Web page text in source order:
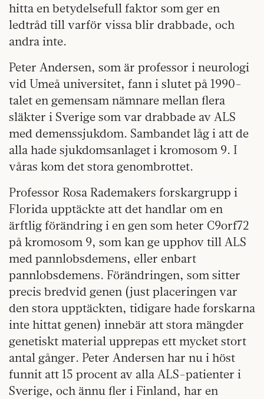
hitta en betydelsefull faktor som ger en
ledtråd till varför vissa blir drabbade, och
andra inte.
Peter Andersen, som är professor i neurologi
vid Umeå universitet, fann i slutet på 1990-
talet en gemensam nämnare mellan flera
släkter i Sverige som var drabbade av ALS
med demenssjukdom. Sambandet låg i att de
alla hade sjukdomsanlaget i kromosom 9. I
våras kom det stora genombrottet.
Professor Rosa Rademakers forskargrupp i
Florida upptäckte att det handlar om en
ärftlig förändring i en gen som heter C9orf72
på kromosom 9, som kan ge upphov till ALS
med pannlobsdemens, eller enbart
pannlobsdemens. Förändringen, som sitter
precis bredvid genen (just placeringen var
den stora upptäckten, tidigare hade forskarna
inte hittat genen) innebär att stora mängder
genetiskt material upprepas ett mycket stort
antal gånger. Peter Andersen har nu i höst
funnit att 15 procent av alla ALS-patienter i
Sverige, och ännu fler i Finland, har en